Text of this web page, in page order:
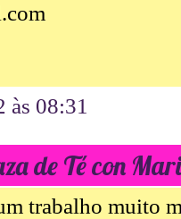
às 08:31
de Té con
trabalho muito